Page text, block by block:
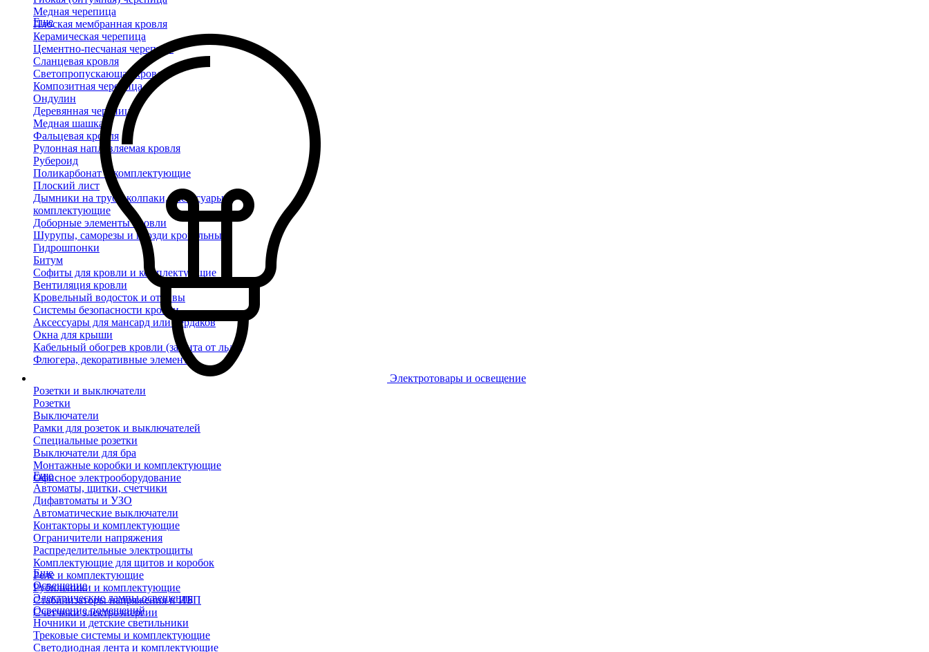
Медная черепица
Плоская мембранная кровля
Керамическая черепица
Цементно-песчаная черепица
Сланцевая кровля
Светопропускающая кровля
Композитная черепица
Ондулин
Деревянная черепица
Медная шашка
Фальцевая кровля
Рулонная наплавляемая кровля
Рубероид
Поликарбонат и комплектующие
Плоский лист
Дымники на трубу, колпаки, аксессуары и
комплектующие
Доборные элементы кровли
Шурупы, саморезы и гвозди кровельные
Гидрошпонки
Битум
Софиты для кровли и комплектующие
Вентиляция кровли
Кровельный водосток и отливы
Системы безопасности кровли
Аксессуары для мансард или чердаков
Окна для крыши
Кабельный обогрев кровли (защита от льда)
Флюгера, декоративные элементы
Еще
Электротовары и освещение
Розетки и выключатели
Розетки
Выключатели
Рамки для розеток и выключателей
Специальные розетки
Выключатели для бра
Монтажные коробки и комплектующие
Офисное электрооборудование
Еще
Автоматы, щитки, счетчики
Дифавтоматы и УЗО
Автоматические выключатели
Контакторы и комплектующие
Ограничители напряжения
Распределительные электрощиты
Комплектующие для щитов и коробок
Реле и комплектующие
Рубильники и комплектующие
Стабилизаторы напряжения и ИБП
Счетчики электроэнергии
Еще
Освещение
Электрические лампы освещения
Освещение помещений
Ночники и детские светильники
Трековые системы и комплектующие
Светодиодная лента и комплектующие